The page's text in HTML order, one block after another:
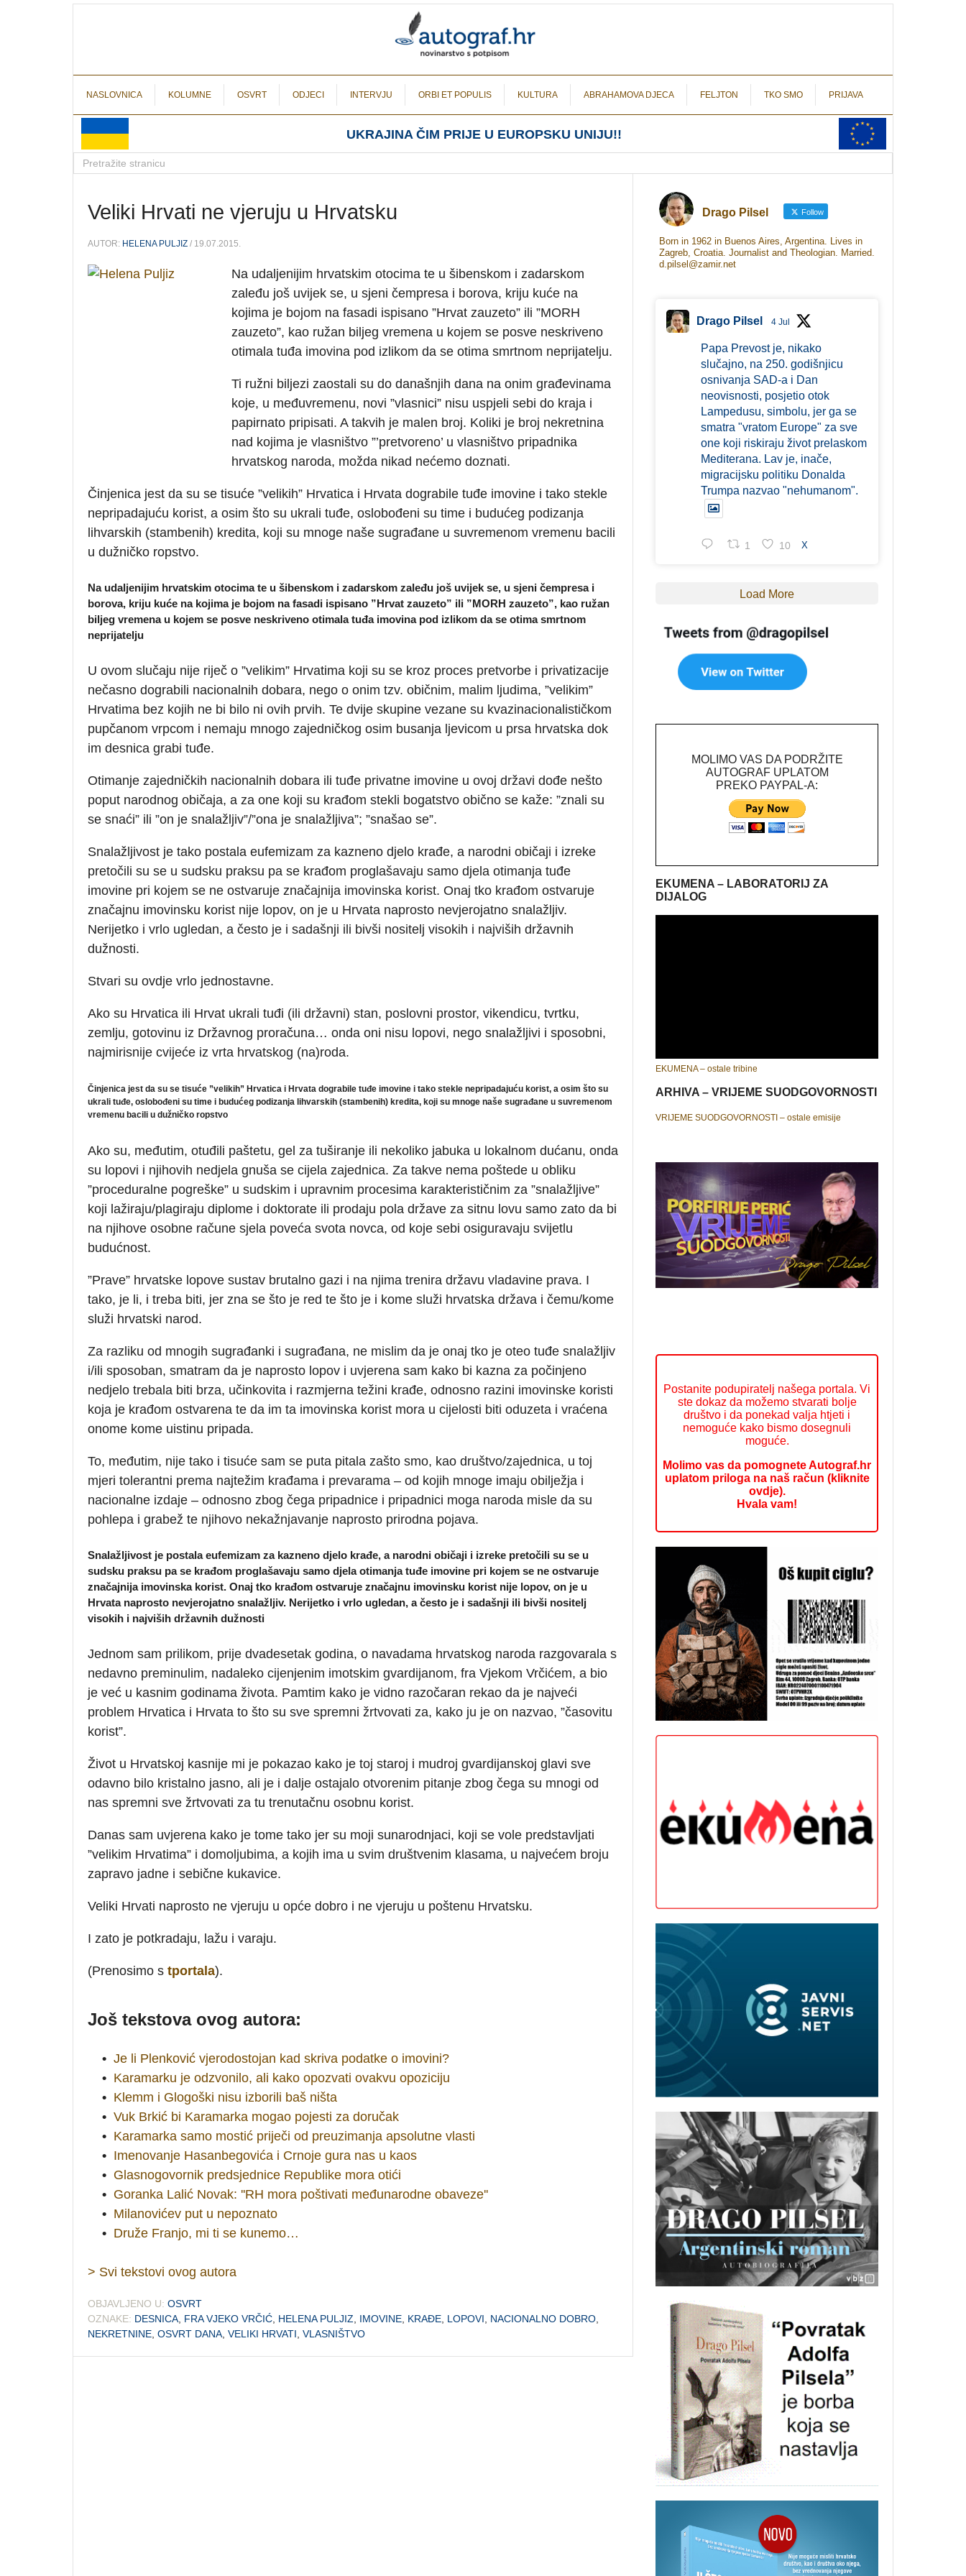
NASLOVNICA KOLUMNE OSVRT ODJECI INTERVJU ORBI ET POPULIS KULTURA ABRAHAMOVA DJECA FELJTON TKO SMO PRIJAVA
UKRAJINA ČIM PRIJE U EUROPSKU UNIJU!!
Veliki Hrvati ne vjeruju u Hrvatsku
AUTOR: HELENA PULJIZ / 19.07.2015.
Na udaljenijim hrvatskim otocima te u šibenskom i zadarskom
zaleđu još uvijek se, u sjeni čempresa i borova, kriju kuće na
kojima je bojom na fasadi ispisano ”Hrvat zauzeto” ili ”MORH
zauzeto”, kao ružan biljeg vremena u kojem se posve neskriveno
otimala tuđa imovina pod izlikom da se otima smrtnom neprijatelju.
Ti ružni biljezi zaostali su do današnjih dana na onim građevinama
koje, u međuvremenu, novi ”vlasnici” nisu uspjeli sebi do kraja i
papirnato pripisati. A takvih je malen broj. Koliki je broj nekretnina
nad kojima je vlasništvo ”’pretvoreno’ u vlasništvo pripadnika
hrvatskog naroda, možda nikad nećemo doznati.
Činjenica jest da su se tisuće ”velikih” Hrvatica i Hrvata dograbile tuđe imovine i tako stekle
nepripadajuću korist, a osim što su ukrali tuđe, oslobođeni su time i budućeg podizanja
lihvarskih (stambenih) kredita, koji su mnoge naše sugrađane u suvremenom vremenu bacili
u dužničko ropstvo.
Na udaljenijim hrvatskim otocima te u šibenskom i zadarskom zaleđu još uvijek se, u sjeni čempresa i
borova, kriju kuće na kojima je bojom na fasadi ispisano ”Hrvat zauzeto” ili ”MORH zauzeto”, kao ružan
biljeg vremena u kojem se posve neskriveno otimala tuđa imovina pod izlikom da se otima smrtnom
neprijatelju
U ovom slučaju nije riječ o ”velikim” Hrvatima koji su se kroz proces pretvorbe i privatizacije
nečasno dograbili nacionalnih dobara, nego o onim tzv. običnim, malim ljudima, ”velikim”
Hrvatima bez kojih ne bi bilo ni ovih prvih. Te dvije skupine vezane su kvazinacionalističkom
pupčanom vrpcom i nemaju mnogo zajedničkog osim busanja ljevicom u prsa hrvatska dok
im desnica grabi tuđe.
Otimanje zajedničkih nacionalnih dobara ili tuđe privatne imovine u ovoj državi dođe nešto
poput narodnog običaja, a za one koji su krađom stekli bogatstvo obično se kaže: ”znali su
se snaći” ili ”on je snalažljiv”/”ona je snalažljiva”; ”snašao se”.
Snalažljivost je tako postala eufemizam za kazneno djelo krađe, a narodni običaji i izreke
pretočili su se u sudsku praksu pa se krađom proglašavaju samo djela otimanja tuđe
imovine pri kojem se ne ostvaruje značajnija imovinska korist. Onaj tko krađom ostvaruje
značajnu imovinsku korist nije lopov, on je u Hrvata naprosto nevjerojatno snalažljiv.
Nerijetko i vrlo ugledan, a često je i sadašnji ili bivši nositelj visokih i najviših državnih
dužnosti.
Stvari su ovdje vrlo jednostavne.
Ako su Hrvatica ili Hrvat ukrali tuđi (ili državni) stan, poslovni prostor, vikendicu, tvrtku,
zemlju, gotovinu iz Državnog proračuna… onda oni nisu lopovi, nego snalažljivi i sposobni,
najmirisnije cvijeće iz vrta hrvatskog (na)roda.
Činjenica jest da su se tisuće ”velikih” Hrvatica i Hrvata dograbile tuđe imovine i tako stekle nepripadajuću korist, a osim što su
ukrali tuđe, oslobođeni su time i budućeg podizanja lihvarskih (stambenih) kredita, koji su mnoge naše sugrađane u suvremenom
vremenu bacili u dužničko ropstvo
Ako su, međutim, otuđili paštetu, gel za tuširanje ili nekoliko jabuka u lokalnom dućanu, onda
su lopovi i njihovih nedjela gnuša se cijela zajednica. Za takve nema poštede u obliku
”proceduralne pogreške” u sudskim i upravnim procesima karakterističnim za ”snalažljive”
koji lažiraju/plagiraju diplome i doktorate ili prodaju pola države za sitnu lovu samo zato da bi
na njihove osobne račune sjela poveća svota novca, od koje sebi osiguravaju svijetlu
budućnost.
”Prave” hrvatske lopove sustav brutalno gazi i na njima trenira državu vladavine prava. I
tako, je li, i treba biti, jer zna se što je red te što je i kome služi hrvatska država i čemu/kome
služi hrvatski narod.
Za razliku od mnogih sugrađanki i sugrađana, ne mislim da je onaj tko je oteo tuđe snalažljiv
i/ili sposoban, smatram da je naprosto lopov i uvjerena sam kako bi kazna za počinjeno
nedjelo trebala biti brza, učinkovita i razmjerna težini krađe, odnosno razini imovinske koristi
koja je krađom ostvarena te da im ta imovinska korist mora u cijelosti biti oduzeta i vraćena
onome kome uistinu pripada.
To, međutim, nije tako i tisuće sam se puta pitala zašto smo, kao društvo/zajednica, u toj
mjeri tolerantni prema najtežim krađama i prevarama – od kojih mnoge imaju obilježja i
nacionalne izdaje – odnosno zbog čega pripadnice i pripadnici moga naroda misle da su
pohlepa i grabež te njihovo nekažnjavanje naprosto prirodna pojava.
Snalažljivost je postala eufemizam za kazneno djelo krađe, a narodni običaji i izreke pretočili su se u
sudsku praksu pa se krađom proglašavaju samo djela otimanja tuđe imovine pri kojem se ne ostvaruje
značajnija imovinska korist. Onaj tko krađom ostvaruje značajnu imovinsku korist nije lopov, on je u
Hrvata naprosto nevjerojatno snalažljiv. Nerijetko i vrlo ugledan, a često je i sadašnji ili bivši nositelj
visokih i najviših državnih dužnosti
Jednom sam prilikom, prije dvadesetak godina, o navadama hrvatskog naroda razgovarala s
nedavno preminulim, nadaleko cijenjenim imotskim gvardijanom, fra Vjekom Vrčićem, a bio
je već u kasnim godinama života. Pamtim kako je vidno razočaran rekao da je najveći
problem Hrvatica i Hrvata to što su sve spremni žrtvovati za, kako ju je on nazvao, ”časovitu
korist”.
Život u Hrvatskoj kasnije mi je pokazao kako je toj staroj i mudroj gvardijanskoj glavi sve
odavno bilo kristalno jasno, ali je i dalje ostajalo otvorenim pitanje zbog čega su mnogi od
nas spremni sve žrtvovati za tu trenutačnu osobnu korist.
Danas sam uvjerena kako je tome tako jer su moji sunarodnjaci, koji se vole predstavljati
”velikim Hrvatima” i domoljubima, a kojih ima u svim društvenim klasama, u najvećem broju
zapravo jadne i sebične kukavice.
Veliki Hrvati naprosto ne vjeruju u opće dobro i ne vjeruju u poštenu Hrvatsku.
I zato je potkradaju, lažu i varaju.
(Prenosimo s tportala).
Još tekstova ovog autora:
• Je li Plenković vjerodostojan kad skriva podatke o imovini?
• Karamarku je odzvonilo, ali kako opozvati ovakvu opoziciju
• Klemm i Glogoški nisu izborili baš ništa
• Vuk Brkić bi Karamarka mogao pojesti za doručak
• Karamarka samo mostić priječi od preuzimanja apsolutne vlasti
• Imenovanje Hasanbegovića i Crnoje gura nas u kaos
• Glasnogovornik predsjednice Republike mora otići
• Goranka Lalić Novak: ''RH mora poštivati međunarodne obaveze''
• Milanovićev put u nepoznato
• Druže Franjo, mi ti se kunemo…
> Svi tekstovi ovog autora
OBJAVLJENO U: OSVRT
OZNAKE: DESNICA FRA VJEKO VRČIĆ HELENA PULJIZ IMOVINE KRAĐE LOPOVI NACIONALNO DOBRO
NEKRETNINE OSVRT DANA VELIKI HRVATI VLASNIŠTVO
Drago Pilsel Follow
Born in 1962 in Buenos Aires, Argentina. Lives in
Zagreb, Croatia. Journalist and Theologian. Married.
d.pilsel@zamir.net
Drago Pilsel 4 Jul
Papa Prevost je, nikako
slučajno, na 250. godišnjicu
osnivanja SAD-a i Dan
neovisnosti, posjetio otok
Lampedusu, simbolu, jer ga se
smatra "vratom Europe" za sve
one koji riskiraju život prelaskom
Mediterana. Lav je, inače,
migracijsku politiku Donalda
Trumpa nazvao "nehumanom".
1 10 X
Load More
MOLIMO VAS DA PODRŽITE
AUTOGRAF UPLATOM
PREKO PAYPAL-A:
EKUMENA – LABORATORIJ ZA
DIJALOG
EKUMENA – ostale tribine
ARHIVA – VRIJEME SUODGOVORNOSTI
VRIJEME SUODGOVORNOSTI – ostale emisije
Postanite podupiratelj našega portala. Vi
ste dokaz da možemo stvarati bolje
društvo i da ponekad valja htjeti i
nemoguće kako bismo dosegnuli
moguće.
Molimo vas da pomognete Autograf.hr
uplatom priloga na naš račun (kliknite
ovdje).
Hvala vam!